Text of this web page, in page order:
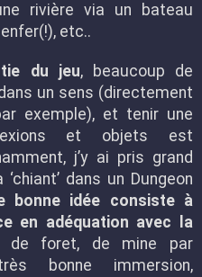
rivière via un bateau
etc..
du jeu, beaucoup de
un sens (directement
exemple), et tenir une
et objets est
j’y ai pris grand
dans un Dungeon
bonne idée consiste à
en adéquation avec la
de foret, de mine par
bonne immersion,